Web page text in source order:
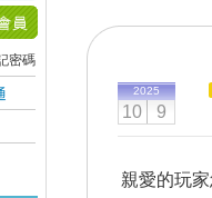
密碼
2025
10 9
親愛的玩